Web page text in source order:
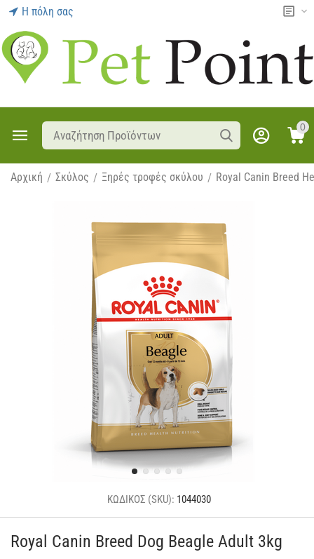
Η πόλη σας
0
Αρχική / Σκύλος / Ξηρές τροφές σκύλου / Royal Canin Breed
ΚΩΔΙΚΟΣ (SKU): 1044030
Royal Canin Breed Dog Beagle Adult 3kg